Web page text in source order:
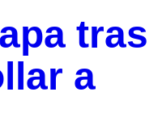
tras
a